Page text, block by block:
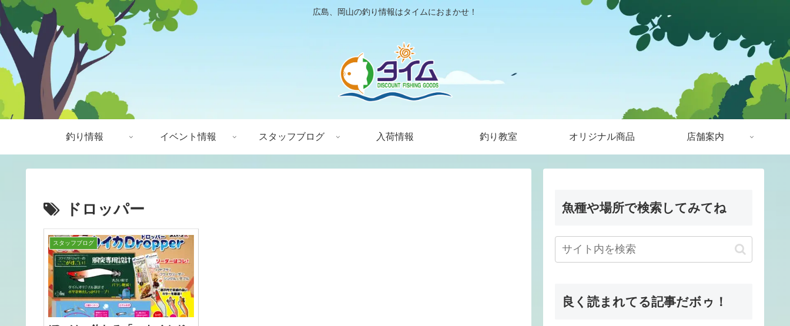
広島、岡山の釣り情報はタイムにおまかせ！
釣り情報 イベント情報 スタッフブログ 入荷情報 釣り教室 オリジナル商品 店舗案内
ドロッパー
スタッフブログ
魚種や場所で検索してみてね
良く読まれてる記事だボゥ！